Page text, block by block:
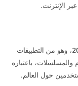
الإنترنت.
، وهو من التطبيقات
باعتباره
حول العالم.